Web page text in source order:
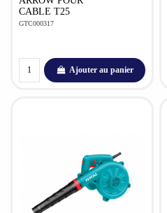
CABLE T25
GTC000317
Ajouter au panier